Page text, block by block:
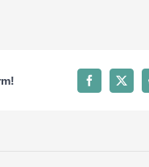
Facebook
X